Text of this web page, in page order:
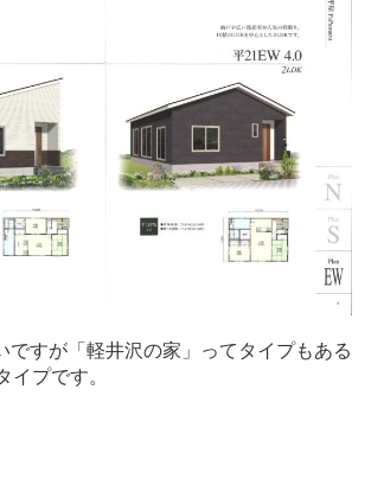
ですが「軽井沢の家」ってタイプもある
プです。